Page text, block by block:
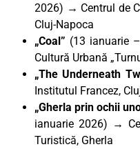
2026) → Centrul de
Cluj-Napoca
„Coal” (13 ianuarie
Cultură Urbană
„The Underneath
Institutul Francez,
„Gherla prin ochii
ianuarie 2026) →
Turistică, Gherla